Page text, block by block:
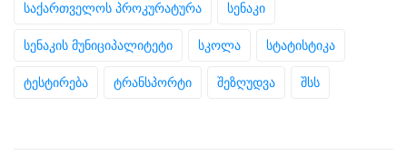
საქართველოს პროკურატურა სენაკი
სენაკის მუნიციპალიტეტი სკოლა სტატისტიკა
ტესტირება ტრანსპორტი შეზღუდვა შსს